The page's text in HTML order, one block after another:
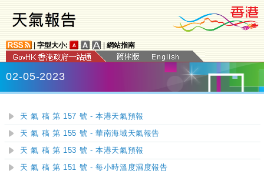
字型大小: 網站指南
02-05-2023
天 氣 稿 第 157 號 - 本港天氣預報
天 氣 稿 第 155 號 - 華南海域天氣報告
天 氣 稿 第 153 號 - 本港天氣預報
天 氣 稿 第 151 號 - 每小時溫度濕度報告